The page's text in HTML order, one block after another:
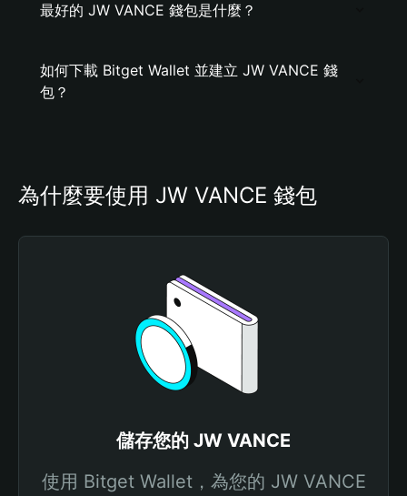
最好的 JW VANCE 錢包是什麼？
如何下載 Bitget Wallet 並建立 JW VANCE 錢
包？
為什麼要使用 JW VANCE 錢包
儲存您的 JW VANCE
使用 Bitget Wallet，為您的 JW VANCE